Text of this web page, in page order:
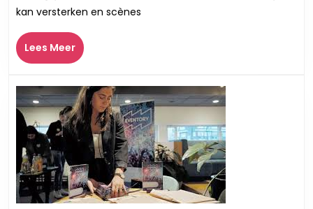
muziek
in
films
op
de
emoties
van
kijkers
kan versterken en scènes
Lees MeerLees
Meer